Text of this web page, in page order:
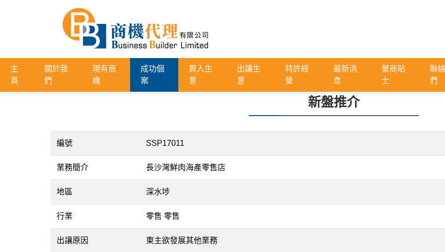
主
頁
關於我
們
現有商
機
成功個
案
買入生
意
出讓生
意
特許經
營
最新消
息
營商貼
士
聯
們
新盤推介
編號 SSP17011
業務簡介 長沙灣鮮肉海產零售店
地區 深水埗
行業 零售 零售
出讓原因 東主欲發展其他業務